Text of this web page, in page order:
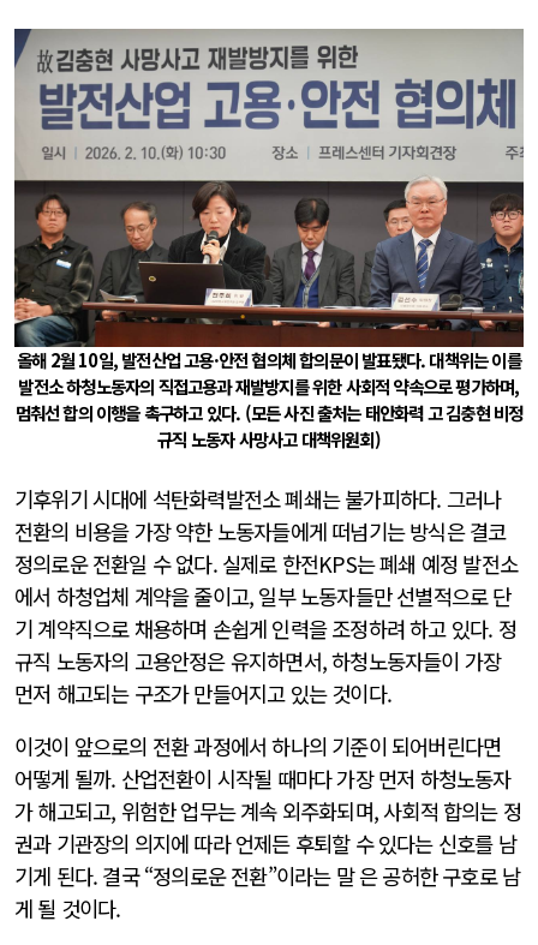
올해 2월 10일, 발전산업 고용·안전 협의체 합의문이 발표됐다. 대책위는 이를
발전소 하청노동자의 직접고용과 재발방지를 위한 사회적 약속으로 평가하며,
멈춰선 합의 이행을 촉구하고 있다. (모든 사진 출처는 태안화력 고 김충현 비정
규직 노동자 사망사고 대책위원회)
기후위기 시대에 석탄화력발전소 폐쇄는 불가피하다. 그러나
전환의 비용을 가장 약한 노동자들에게 떠넘기는 방식은 결코
정의로운 전환일 수 없다. 실제로 한전KPS는 폐쇄 예정 발전소
에서 하청업체 계약을 줄이고, 일부 노동자들만 선별적으로 단
기 계약직으로 채용하며 손쉽게 인력을 조정하려 하고 있다. 정
규직 노동자의 고용안정은 유지하면서, 하청노동자들이 가장
먼저 해고되는 구조가 만들어지고 있는 것이다.
이것이 앞으로의 전환 과정에서 하나의 기준이 되어버린다면
어떻게 될까. 산업전환이 시작될 때마다 가장 먼저 하청노동자
가 해고되고, 위험한 업무는 계속 외주화되며, 사회적 합의는 정
권과 기관장의 의지에 따라 언제든 후퇴할 수 있다는 신호를 남
기게 된다. 결국 “정의로운 전환”이라는 말 은 공허한 구호로 남
게 될 것이다.